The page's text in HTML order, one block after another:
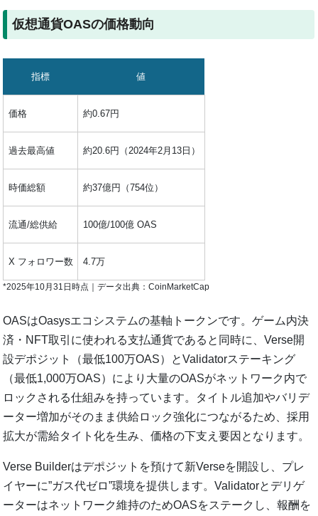
仮想通貨OASの価格動向
指標 値
価格 約0.67円
過去最高値 約20.6円（2024年2月13日）
時価総額 約37億円（754位）
流通/総供給 100億/100億 OAS
X フォロワー数 4.7万
*2025年10月31日時点｜データ出典：CoinMarketCap
OASはOasysエコシステムの基軸トークンです。ゲーム内決
済・NFT取引に使われる支払通貨であると同時に、Verse開
設デポジット（最低100万OAS）とValidatorステーキング
（最低1,000万OAS）により大量のOASがネットワーク内で
ロックされる仕組みを持っています。タイトル追加やバリデ
ーター増加がそのまま供給ロック強化につながるため、採用
拡大が需給タイト化を生み、価格の下支え要因となります。
Verse Builderはデポジットを預けて新Verseを開設し、プレ
イヤーに”ガス代ゼロ”環境を提供します。Validatorとデリゲ
ーターはネットワーク維持のためOASをステークし、報酬を